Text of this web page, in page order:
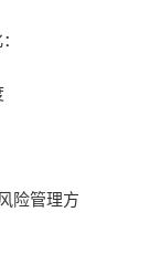
险管理方